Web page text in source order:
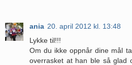
ania 20. april 2012 kl. 13:48
Lykke til!!!
Om du ikke oppnår dine mål
overrasket at han ble så glad